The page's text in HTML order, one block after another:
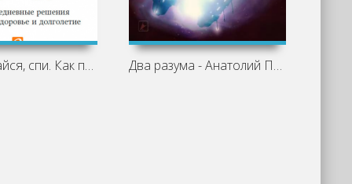
Ешь, двигайся, спи. Как повседневные Два разума - Анатолий Половинкин